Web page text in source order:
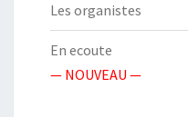
Les organistes
En ecoute
— NOUVEAU —